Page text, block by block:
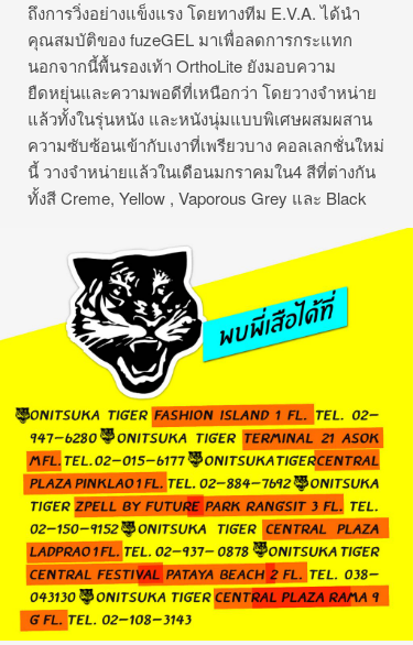
ถึงการวิ่งอย่างแข็งแรง โดยทางทีม E.V.A. ได้นำ
คุณสมบัติของ fuzeGEL มาเพื่อลดการกระแทก
นอกจากนี้พื้นรองเท้า OrthoLite ยังมอบความ
ยืดหยุ่นและความพอดีที่เหนือกว่า โดยวางจำหน่าย
แล้วทั้งในรุ่นหนัง และหนังนุ่มแบบพิเศษผสมผสาน
ความซับซ้อนเข้ากับเงาที่เพรียวบาง คอลเลกชั่นใหม่
นี้ วางจำหน่ายแล้วในเดือนมกราคมใน4 สีที่ต่างกัน
ทั้งสี Creme, Yellow , Vaporous Grey และ Black